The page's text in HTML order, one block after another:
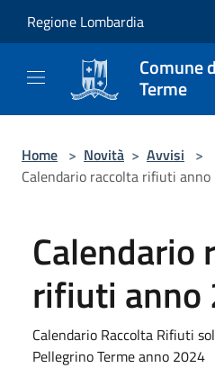
Regione Lombardia
Comune
Terme
Home > Novità > Avvisi >
Calendario raccolta rifiuti
Calendario
rifiuti anno
Calendario Raccolta Rifiuti
Pellegrino Terme anno 2024